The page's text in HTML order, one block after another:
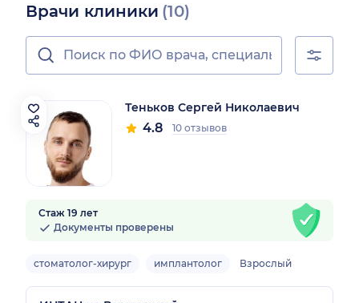
Врачи клиники (10)
Теньков Сергей Николаевич
4.8 10 отзывов
Стаж 19 лет
Документы проверены
стоматолог-хирург имплантолог Взрослый